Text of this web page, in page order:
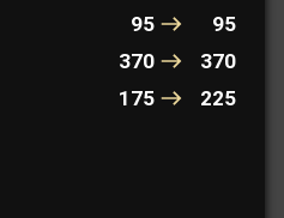
95
95
370
370
175 225